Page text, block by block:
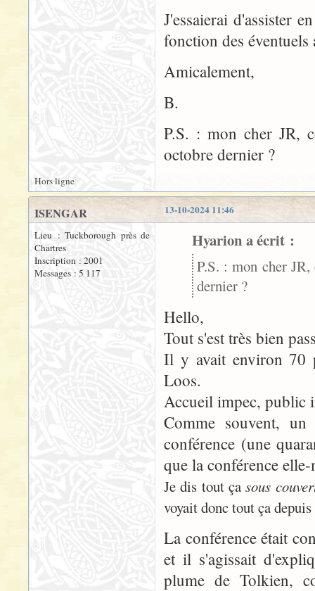
J'essaierai d'assister
fonction des
Amicalement,
B.
P.S. : mon cher JR,
octobre dernier ?
Hors ligne
13-10-2024 11:46
ISENGAR
Lieu : Tuckborough près de
Chartres
Inscription : 2001
Messages : 5 117
Hyarion a écrit :
P.S. : mon cher
dernier ?
Hello,
Tout s'est très bien
Il y avait environ 70
Loos.
Accueil impec, public
Comme souvent,
conférence (une
que la conférence
Je dis tout çasous
voyait donc tout ça
La conférence était
et il s'agissait
plume de Tolkien,